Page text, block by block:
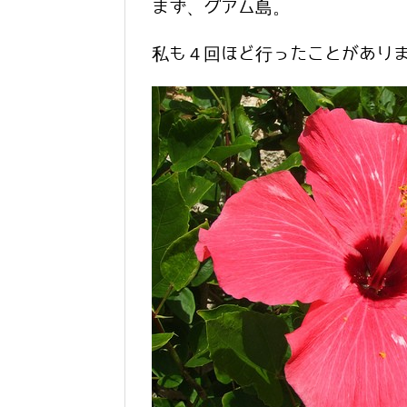
まず、グアム島。
私も４回ほど行ったことがあり